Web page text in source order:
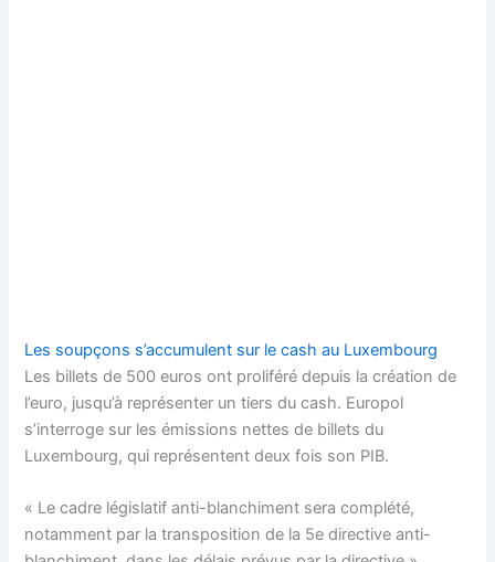
Les soupçons s’accumulent sur le cash au Luxembourg
Les billets de 500 euros ont proliféré depuis la création de
l’euro, jusqu’à représenter un tiers du cash. Europol
s’interroge sur les émissions nettes de billets du
Luxembourg, qui représentent deux fois son PIB.
« Le cadre législatif anti-blanchiment sera complété,
notamment par la transposition de la 5e directive anti-